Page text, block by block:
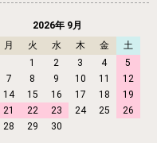
2026年 9月
月 火 水 木 金
土
1
2 3 4
5
7 8 9 10 11
12
14 15 16 17 18
19
21 22 23 24 25
26
28 29 30